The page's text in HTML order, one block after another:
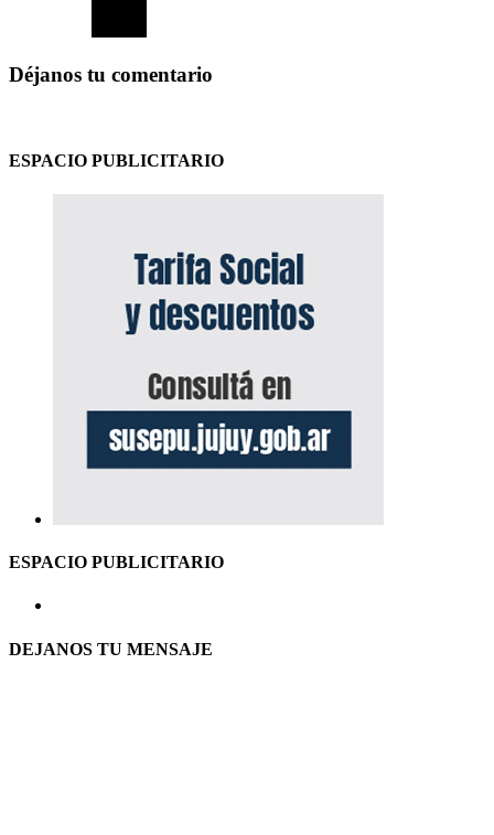
Déjanos tu comentario
ESPACIO PUBLICITARIO
ESPACIO PUBLICITARIO
DEJANOS TU MENSAJE